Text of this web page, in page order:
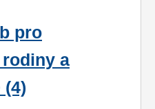
pro
a
(4)